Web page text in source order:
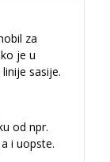
za
je u
sasije.
od npr.
i uopste.